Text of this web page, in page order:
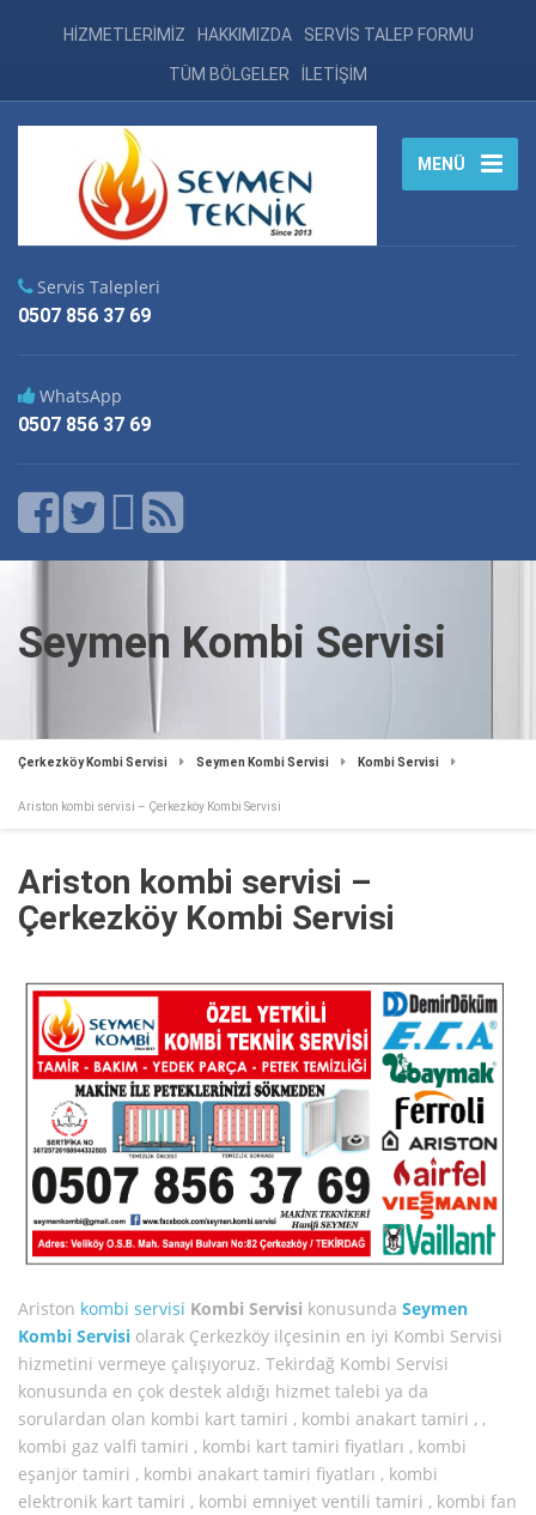
HİZMETLERİMİZ HAKKIMIZDA SERVİS TALEP FORMU
TÜM BÖLGELER İLETİŞİM
MENÜ
Servis Talepleri
0507 856 37 69
WhatsApp
0507 856 37 69
Seymen Kombi Servisi
Çerkezköy Kombi Servisi Seymen Kombi Servisi Kombi Servisi
Ariston kombi servisi – Çerkezköy Kombi Servisi
Ariston kombi servisi –
Çerkezköy Kombi Servisi
Ariston kombi servisi Kombi Servisi konusunda Seymen
Kombi Servisi olarak Çerkezköy ilçesinin en iyi Kombi Servisi
hizmetini vermeye çalışıyoruz. Tekirdağ Kombi Servisi
konusunda en çok destek aldığı hizmet talebi ya da
sorulardan olan kombi kart tamiri , kombi anakart tamiri , ,
kombi gaz valfi tamiri , kombi kart tamiri fiyatları , kombi
eşanjör tamiri , kombi anakart tamiri fiyatları , kombi
elektronik kart tamiri , kombi emniyet ventili tamiri , kombi fan